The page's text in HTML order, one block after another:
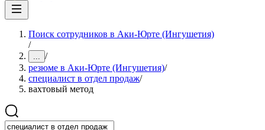
Поиск сотрудников в Аки-Юрте (Ингушетия)
/
... /
резюме в Аки-Юрте (Ингушетия)/
специалист в отдел продаж/
вахтовый метод